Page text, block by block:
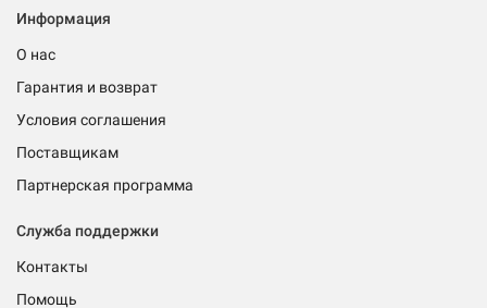
Информация
О нас
Гарантия и возврат
Условия соглашения
Поставщикам
Партнерская программа
Служба поддержки
Контакты
Помощь